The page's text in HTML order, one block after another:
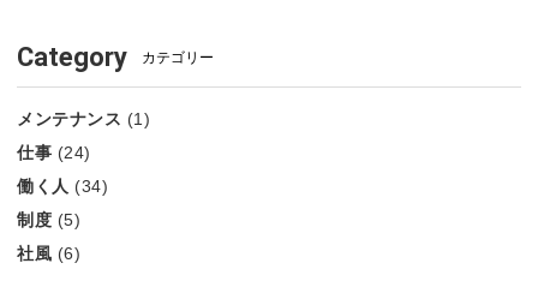
Category カテゴリー
メンテナンス (1)
仕事 (24)
働く人 (34)
制度 (5)
社風 (6)